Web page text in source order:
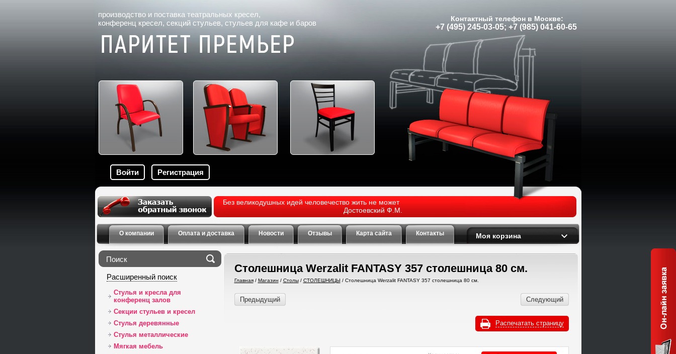
О компании Оплата и доставка Новости Отзывы Карта сайта Контакты
Без великодушных идей человечество жить не может
Достоевский Ф.М.
производство и поставка театральных кресел,
конференц кресел, секций стульев, стульев для кафе и баров Контактный телефон в Москве:
+7 (495) 245-03-05; +7 (985) 041-60-65
Войти Регистрация
Моя корзина
Расширенный поиск
Стулья и кресла для
конференц залов
Секции стульев и кресел
Стулья деревянные
Стулья металлические
Мягкая мебель
Столешница Werzalit FANTASY 357 столешница 80 см.
Главная/ Магазин / Столы/ СТОЛЕШНИЦЫ / Столешница Werzalit FANTASY 357 столешница 80 см.
Предыдущий Следующий
Распечатать страницу